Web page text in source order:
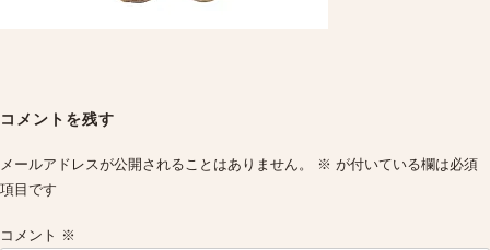
navigation
コメントを残す
メールアドレスが公開されることはありません。 ※ が付いている欄は必須
項目です
コメント ※